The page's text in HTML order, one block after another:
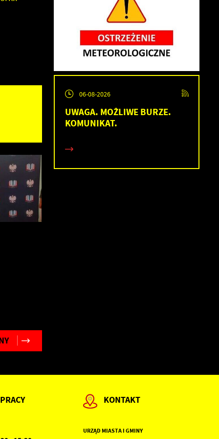
06-08-2026
UWAGA. MOŻLIWE BURZE.
KOMUNIKAT.
KONTAKT
URZĄD MIASTA I GMINY